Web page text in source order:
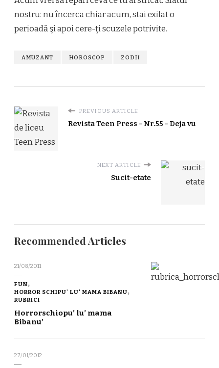
nostru: nu încerca chiar acum, stai exilat o
perioadă şi apoi cere-ţi scuzele potrivite.
AMUZANT HOROSCOP ZODII
PREVIOUS ARTICLE
Revista Teen Press - Nr.55 - Deja vu
NEXT ARTICLE
Sucit-etate
Recommended Articles
21/08/2011
FUN
HORROR SCHIPU' LU' MAMA BIBANU
RUBRICI
Horrorschiopu’ lu’ mama
Bibanu’
27/01/2012